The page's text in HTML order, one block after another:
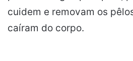
cuidem e removam os
caíram do corpo.